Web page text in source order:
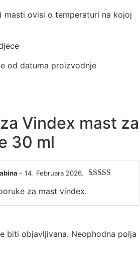
masti ovisi o temperaturi na kojoj
od datuma proizvodnje
Vindex mast za
30 ml
– 14. Februara 2026.
za mast vindex.
biti objavljivana. Neophodna polja